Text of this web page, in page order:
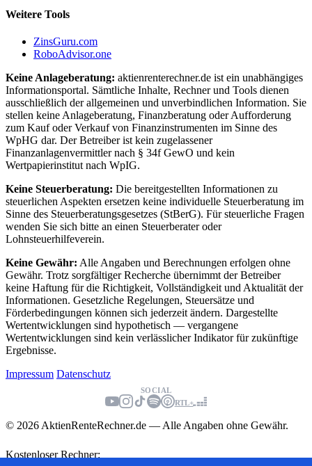
Weitere Tools
ZinsGuru.com
RoboAdvisor.one
Keine Anlageberatung: aktienrenterechner.de ist ein unabhängiges
Informationsportal. Sämtliche Inhalte, Rechner und Tools dienen
ausschließlich der allgemeinen und unverbindlichen Information. Sie
stellen keine Anlageberatung, Finanzberatung oder Aufforderung
zum Kauf oder Verkauf von Finanzinstrumenten im Sinne des
WpHG dar. Der Betreiber ist kein zugelassener
Finanzanlagenvermittler nach § 34f GewO und kein
Wertpapierinstitut nach WpIG.
Keine Steuerberatung: Die bereitgestellten Informationen zu
steuerlichen Aspekten ersetzen keine individuelle Steuerberatung im
Sinne des Steuerberatungsgesetzes (StBerG). Für steuerliche Fragen
wenden Sie sich bitte an einen Steuerberater oder
Lohnsteuerhilfeverein.
Keine Gewähr: Alle Angaben und Berechnungen erfolgen ohne
Gewähr. Trotz sorgfältiger Recherche übernimmt der Betreiber
keine Haftung für die Richtigkeit, Vollständigkeit und Aktualität der
Informationen. Gesetzliche Regelungen, Steuersätze und
Förderbedingungen können sich jederzeit ändern. Dargestellte
Wertentwicklungen sind hypothetisch — vergangene
Wertentwicklungen sind kein verlässlicher Indikator für zukünftige
Ergebnisse.
Impressum Datenschutz
SOCIAL
RTL+
© 2026 AktienRenteRechner.de — Alle Angaben ohne Gewähr.
Kostenloser Rechner: